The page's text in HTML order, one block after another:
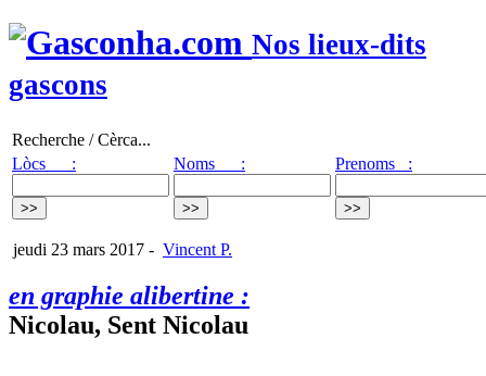
Nos lieux-dits
gascons
Recherche / Cèrca...
Lòcs :
Noms : Prenoms :
jeudi 23 mars 2017 - Vincent P.
en graphie alibertine :
Nicolau, Sent Nicolau